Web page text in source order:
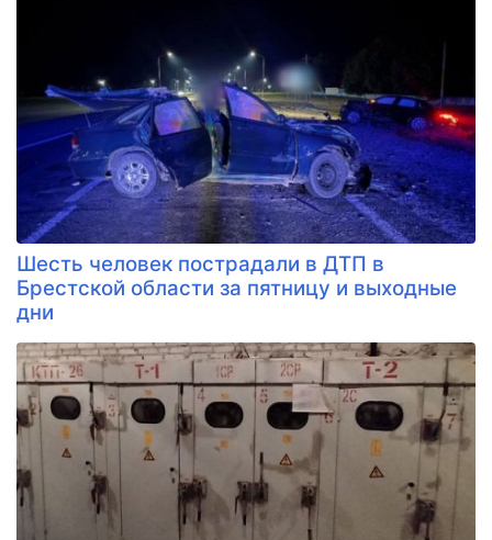
Шесть человек пострадали в ДТП в
Брестской области за пятницу и выходные
дни